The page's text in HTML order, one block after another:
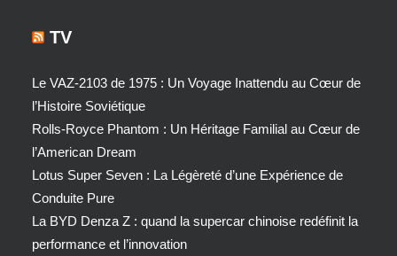
TV
Le VAZ-2103 de 1975 : Un Voyage Inattendu au Cœur de
l’Histoire Soviétique
Rolls-Royce Phantom : Un Héritage Familial au Cœur de
l’American Dream
Lotus Super Seven : La Légèreté d’une Expérience de
Conduite Pure
La BYD Denza Z : quand la supercar chinoise redéfinit la
performance et l’innovation